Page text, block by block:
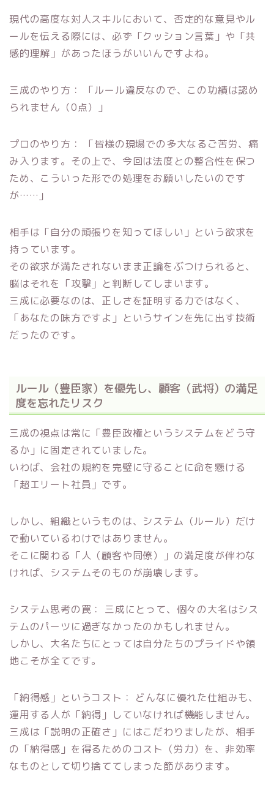
現代の高度な対人スキルにおいて、否定的な意見やル
ールを伝える際には、必ず「クッション言葉」や「共
感的理解」があったほうがいいんですよね。
三成のやり方： 「ルール違反なので、この功績は認め
られません（0点）」
プロのやり方： 「皆様の現場での多大なるご苦労、痛
み入ります。その上で、今回は法度との整合性を保つ
ため、こういった形での処理をお願いしたいのです
が……」
相手は「自分の頑張りを知ってほしい」という欲求を
持っています。
その欲求が満たされないまま正論をぶつけられると、
脳はそれを「攻撃」と判断してしまいます。
三成に必要なのは、正しさを証明する力ではなく、
「あなたの味方ですよ」というサインを先に出す技術
だったのです。
ルール（豊臣家）を優先し、顧客（武将）の満足
度を忘れたリスク
三成の視点は常に「豊臣政権というシステムをどう守
るか」に固定されていました。
いわば、会社の規約を完璧に守ることに命を懸ける
「超エリート社員」です。
しかし、組織というものは、システム（ルール）だけ
で動いているわけではありません。
そこに関わる「人（顧客や同僚）」の満足度が伴わな
ければ、システムそのものが崩壊します。
システム思考の罠： 三成にとって、個々の大名はシス
テムのパーツに過ぎなかったのかもしれません。
しかし、大名たちにとっては自分たちのプライドや領
地こそが全てです。
「納得感」というコスト： どんなに優れた仕組みも、
運用する人が「納得」していなければ機能しません。
三成は「説明の正確さ」にはこだわりましたが、相手
の「納得感」を得るためのコスト（労力）を、非効率
なものとして切り捨ててしまった節があります。